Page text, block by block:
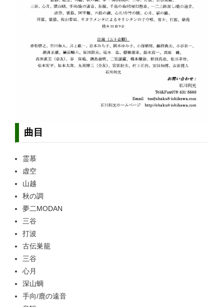
曲目
霊慕
虚空
山越
秋の調
夢二MODAN
三谷
打波
古伝巣籠
三谷
心月
深山蜩
手向/鹿の遠音